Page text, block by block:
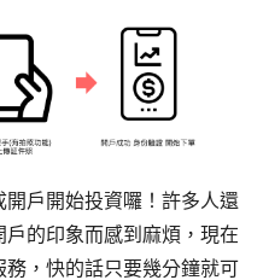
戶開始投資囉！許多人還
的印象而感到麻煩，現在
，快的話只要幾分鐘就可